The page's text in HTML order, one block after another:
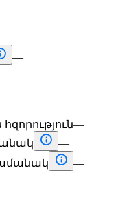
—
—
 —
 —